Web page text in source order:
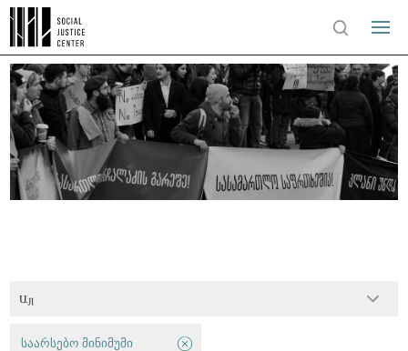
Այլ
საარსებო მინიმუმი